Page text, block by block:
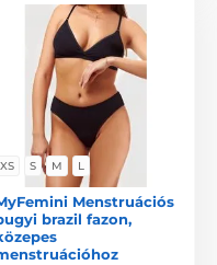
XS S M L
Menstruációs
brazil fazon,